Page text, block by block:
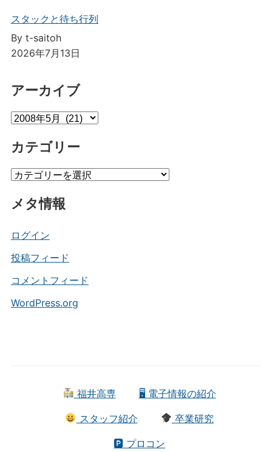
スタックと待ち行列
By t-saitoh
2026年7月13日
アーカイブ
ア
カ
ブ
カテゴリー
カ
ゴ
ー
メタ情報
ログイン
投稿フィード
コメントフィード
WordPress.org
福井高専 🖥 電子情報の紹介
スタッフ紹介 卒業研究
🅿 プロコン